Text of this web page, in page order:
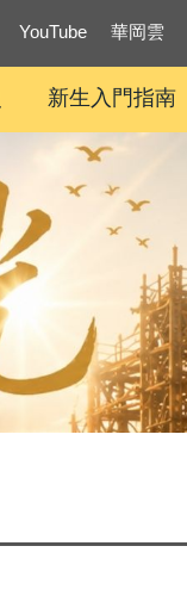
YouTube 華岡雲
新生入門指南